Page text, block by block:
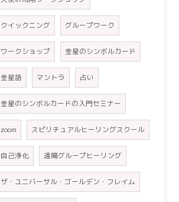
クイックニング グループワーク
ワークショップ 金星のシンボルカード
金星語 マントラ 占い
金星のシンボルカードの入門セミナー
zoom スピリチュアルヒーリングスクール
自己浄化 遠隔グループヒーリング
ザ・ユニバーサル・ゴールデン・フレイム